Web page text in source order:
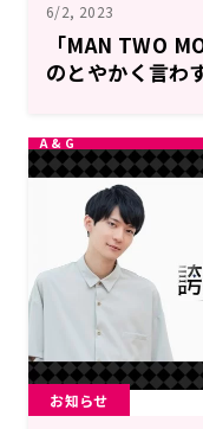
6/2, 2023
「MAN TWO
のとやかく言わ
お知らせ